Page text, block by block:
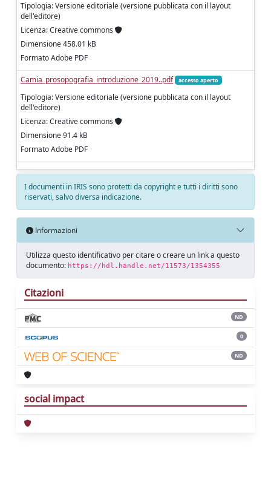
Tipologia: Versione editoriale (versione pubblicata con il layout
dell'editore)
Licenza: Creative commons
Dimensione 458.01 kB
Formato Adobe PDF
Camia_prosopografia_introduzione_2019..pdf accesso aperto
Tipologia: Versione editoriale (versione pubblicata con il layout
dell'editore)
Licenza: Creative commons
Dimensione 91.4 kB
Formato Adobe PDF
I documenti in IRIS sono protetti da copyright e tutti i diritti sono
riservati, salvo diversa indicazione.
Informazioni
Utilizza questo identificativo per citare o creare un link a questo
documento: https://hdl.handle.net/11573/1354355
Citazioni
ND
0
ND
social impact